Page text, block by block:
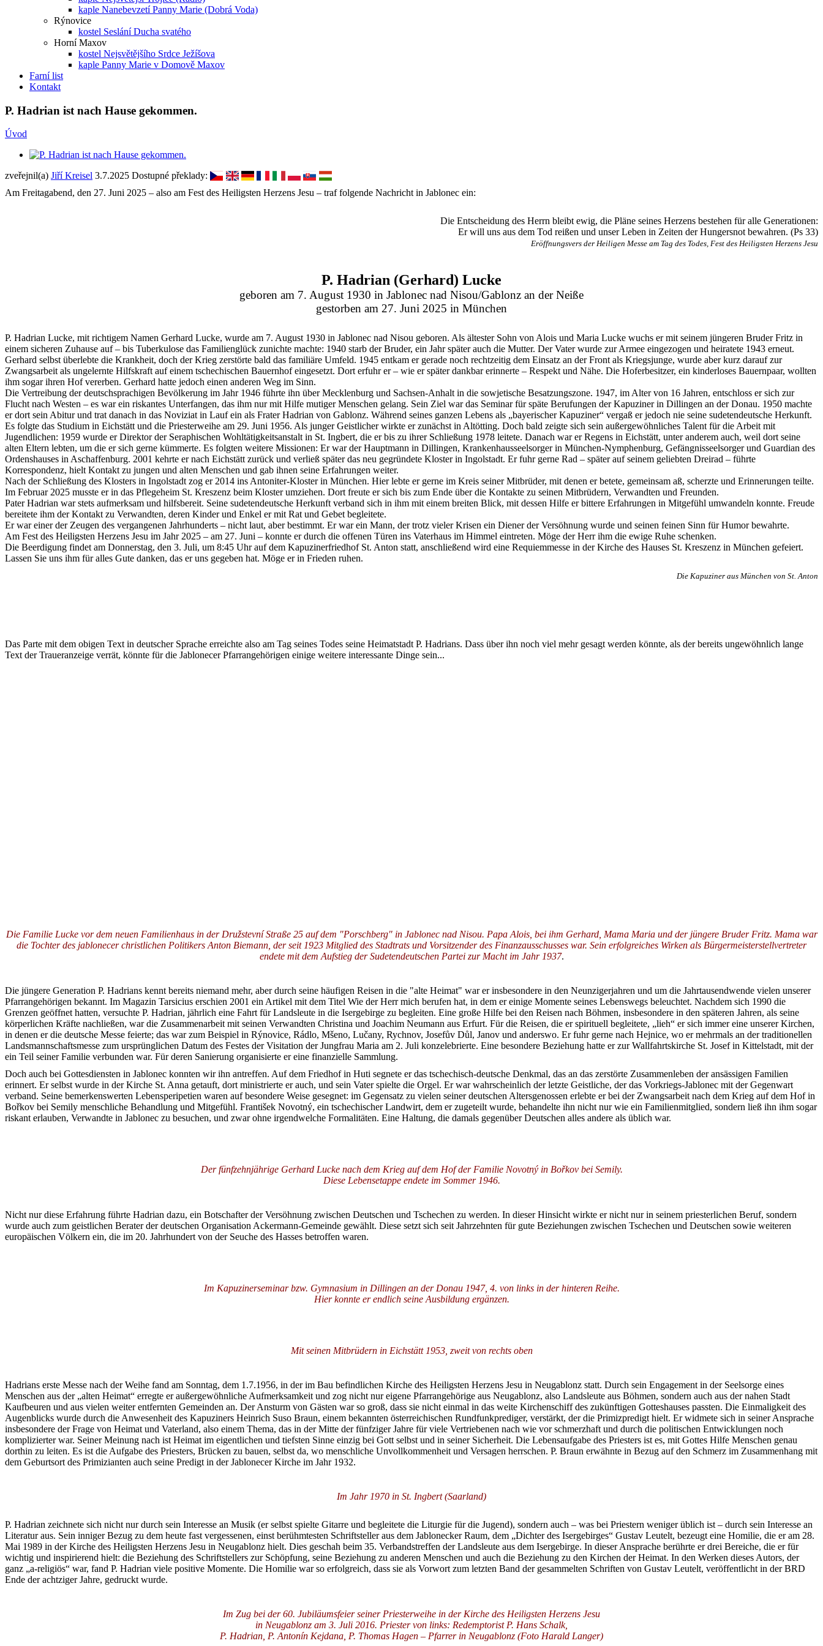
kaple Nanebevzetí Panny Marie (Dobrá Voda)
Rýnovice
kostel Seslání Ducha svatého
Horní Maxov
kostel Nejsvětějšího Srdce Ježíšova
kaple Panny Marie v Domově Maxov
Farní list
Kontakt
P. Hadrian ist nach Hause gekommen.
Úvod
zveřejnil(a) Jiří Kreisel 3.7.2025 Dostupné překlady:
Am Freitagabend, den 27. Juni 2025 – also am Fest des Heiligsten Herzens Jesu – traf folgende Nachricht in Jablonec ein:
Die Entscheidung des Herrn bleibt ewig, die Pläne seines Herzens bestehen für alle Generationen:
Er will uns aus dem Tod reißen und unser Leben in Zeiten der Hungersnot bewahren. (Ps 33)
Eröffnungsvers der Heiligen Messe am Tag des Todes, Fest des Heiligsten Herzens Jesu
P. Hadrian (Gerhard) Lucke
geboren am 7. August 1930 in Jablonec nad Nisou/Gablonz an der Neiße
gestorben am 27. Juni 2025 in München
P. Hadrian Lucke, mit richtigem Namen Gerhard Lucke, wurde am 7. August 1930 in Jablonec nad Nisou geboren. Als ältester Sohn von Alois und Maria Lucke wuchs er mit seinem jüngeren Bruder Fritz in
einem sicheren Zuhause auf – bis Tuberkulose das Familienglück zunichte machte: 1940 starb der Bruder, ein Jahr später auch die Mutter. Der Vater wurde zur Armee eingezogen und heiratete 1943 erneut.
Gerhard selbst überlebte die Krankheit, doch der Krieg zerstörte bald das familiäre Umfeld. 1945 entkam er gerade noch rechtzeitig dem Einsatz an der Front als Kriegsjunge, wurde aber kurz darauf zur
Zwangsarbeit als ungelernte Hilfskraft auf einem tschechischen Bauernhof eingesetzt. Dort erfuhr er – wie er später dankbar erinnerte – Respekt und Nähe. Die Hoferbesitzer, ein kinderloses Bauernpaar, wollten
ihm sogar ihren Hof vererben. Gerhard hatte jedoch einen anderen Weg im Sinn.
Die Vertreibung der deutschsprachigen Bevölkerung im Jahr 1946 führte ihn über Mecklenburg und Sachsen-Anhalt in die sowjetische Besatzungszone. 1947, im Alter von 16 Jahren, entschloss er sich zur
Flucht nach Westen – es war ein riskantes Unterfangen, das ihm nur mit Hilfe mutiger Menschen gelang. Sein Ziel war das Seminar für späte Berufungen der Kapuziner in Dillingen an der Donau. 1950 machte
er dort sein Abitur und trat danach in das Noviziat in Lauf ein als Frater Hadrian von Gablonz. Während seines ganzen Lebens als „bayerischer Kapuziner“ vergaß er jedoch nie seine sudetendeutsche Herkunft.
Es folgte das Studium in Eichstätt und die Priesterweihe am 29. Juni 1956. Als junger Geistlicher wirkte er zunächst in Altötting. Doch bald zeigte sich sein außergewöhnliches Talent für die Arbeit mit
Jugendlichen: 1959 wurde er Direktor der Seraphischen Wohltätigkeitsanstalt in St. Ingbert, die er bis zu ihrer Schließung 1978 leitete. Danach war er Regens in Eichstätt, unter anderem auch, weil dort seine
alten Eltern lebten, um die er sich gerne kümmerte. Es folgten weitere Missionen: Er war der Hauptmann in Dillingen, Krankenhausseelsorger in München-Nymphenburg, Gefängnisseelsorger und Guardian des
Ordenshauses in Aschaffenburg. 2001 kehrte er nach Eichstätt zurück und verließ später das neu gegründete Kloster in Ingolstadt. Er fuhr gerne Rad – später auf seinem geliebten Dreirad – führte
Korrespondenz, hielt Kontakt zu jungen und alten Menschen und gab ihnen seine Erfahrungen weiter.
Nach der Schließung des Klosters in Ingolstadt zog er 2014 ins Antoniter-Kloster in München. Hier lebte er gerne im Kreis seiner Mitbrüder, mit denen er betete, gemeinsam aß, scherzte und Erinnerungen teilte.
Im Februar 2025 musste er in das Pflegeheim St. Kreszenz beim Kloster umziehen. Dort freute er sich bis zum Ende über die Kontakte zu seinen Mitbrüdern, Verwandten und Freunden.
Pater Hadrian war stets aufmerksam und hilfsbereit. Seine sudetendeutsche Herkunft verband sich in ihm mit einem breiten Blick, mit dessen Hilfe er bittere Erfahrungen in Mitgefühl umwandeln konnte. Freude
bereitete ihm der Kontakt zu Verwandten, deren Kinder und Enkel er mit Rat und Gebet begleitete.
Er war einer der Zeugen des vergangenen Jahrhunderts – nicht laut, aber bestimmt. Er war ein Mann, der trotz vieler Krisen ein Diener der Versöhnung wurde und seinen feinen Sinn für Humor bewahrte.
Am Fest des Heiligsten Herzens Jesu im Jahr 2025 – am 27. Juni – konnte er durch die offenen Türen ins Vaterhaus im Himmel eintreten. Möge der Herr ihm die ewige Ruhe schenken.
Die Beerdigung findet am Donnerstag, den 3. Juli, um 8:45 Uhr auf dem Kapuzinerfriedhof St. Anton statt, anschließend wird eine Requiemmesse in der Kirche des Hauses St. Kreszenz in München gefeiert.
Lassen Sie uns ihm für alles Gute danken, das er uns gegeben hat. Möge er in Frieden ruhen.
Die Kapuziner aus München von St. Anton
Das Parte mit dem obigen Text in deutscher Sprache erreichte also am Tag seines Todes seine Heimatstadt P. Hadrians. Dass über ihn noch viel mehr gesagt werden könnte, als der bereits ungewöhnlich lange
Text der Traueranzeige verrät, könnte für die Jablonecer Pfarrangehörigen einige weitere interessante Dinge sein...
Die Familie Lucke vor dem neuen Familienhaus in der Družstevní Straße 25 auf dem "Porschberg" in Jablonec nad Nisou. Papa Alois, bei ihm Gerhard, Mama Maria und der jüngere Bruder Fritz. Mama war
die Tochter des jablonecer christlichen Politikers Anton Biemann, der seit 1923 Mitglied des Stadtrats und Vorsitzender des Finanzausschusses war. Sein erfolgreiches Wirken als Bürgermeisterstellvertreter
endete mit dem Aufstieg der Sudetendeutschen Partei zur Macht im Jahr 1937.
Die jüngere Generation P. Hadrians kennt bereits niemand mehr, aber durch seine häufigen Reisen in die "alte Heimat" war er insbesondere in den Neunzigerjahren und um die Jahrtausendwende vielen unserer
Pfarrangehörigen bekannt. Im Magazin Tarsicius erschien 2001 ein Artikel mit dem Titel Wie der Herr mich berufen hat, in dem er einige Momente seines Lebenswegs beleuchtet. Nachdem sich 1990 die
Grenzen geöffnet hatten, versuchte P. Hadrian, jährlich eine Fahrt für Landsleute in die Isergebirge zu begleiten. Eine große Hilfe bei den Reisen nach Böhmen, insbesondere in den späteren Jahren, als seine
körperlichen Kräfte nachließen, war die Zusammenarbeit mit seinen Verwandten Christina und Joachim Neumann aus Erfurt. Für die Reisen, die er spirituell begleitete, „lieh“ er sich immer eine unserer Kirchen,
in denen er die deutsche Messe feierte; das war zum Beispiel in Rýnovice, Rádlo, Mšeno, Lučany, Rychnov, Josefův Důl, Janov und anderswo. Er fuhr gerne nach Hejnice, wo er mehrmals an der traditionellen
Landsmannschaftsmesse zum ursprünglichen Datum des Festes der Visitation der Jungfrau Maria am 2. Juli konzelebrierte. Eine besondere Beziehung hatte er zur Wallfahrtskirche St. Josef in Kittelstadt, mit der
ein Teil seiner Familie verbunden war. Für deren Sanierung organisierte er eine finanzielle Sammlung.
Doch auch bei Gottesdiensten in Jablonec konnten wir ihn antreffen. Auf dem Friedhof in Huti segnete er das tschechisch-deutsche Denkmal, das an das zerstörte Zusammenleben der ansässigen Familien
erinnert. Er selbst wurde in der Kirche St. Anna getauft, dort ministrierte er auch, und sein Vater spielte die Orgel. Er war wahrscheinlich der letzte Geistliche, der das Vorkriegs-Jablonec mit der Gegenwart
verband. Seine bemerkenswerten Lebensperipetien waren auf besondere Weise gesegnet: im Gegensatz zu vielen seiner deutschen Altersgenossen erlebte er bei der Zwangsarbeit nach dem Krieg auf dem Hof in
Bořkov bei Semily menschliche Behandlung und Mitgefühl. František Novotný, ein tschechischer Landwirt, dem er zugeteilt wurde, behandelte ihn nicht nur wie ein Familienmitglied, sondern ließ ihn ihm sogar
riskant erlauben, Verwandte in Jablonec zu besuchen, und zwar ohne irgendwelche Formalitäten. Eine Haltung, die damals gegenüber Deutschen alles andere als üblich war.
Der fünfzehnjährige Gerhard Lucke nach dem Krieg auf dem Hof der Familie Novotný in Bořkov bei Semily.
Diese Lebensetappe endete im Sommer 1946.
Nicht nur diese Erfahrung führte Hadrian dazu, ein Botschafter der Versöhnung zwischen Deutschen und Tschechen zu werden. In dieser Hinsicht wirkte er nicht nur in seinem priesterlichen Beruf, sondern
wurde auch zum geistlichen Berater der deutschen Organisation Ackermann-Gemeinde gewählt. Diese setzt sich seit Jahrzehnten für gute Beziehungen zwischen Tschechen und Deutschen sowie weiteren
europäischen Völkern ein, die im 20. Jahrhundert von der Seuche des Hasses betroffen waren.
Im Kapuzinerseminar bzw. Gymnasium in Dillingen an der Donau 1947, 4. von links in der hinteren Reihe.
Hier konnte er endlich seine Ausbildung ergänzen.
Mit seinen Mitbrüdern in Eichstätt 1953, zweit von rechts oben
Hadrians erste Messe nach der Weihe fand am Sonntag, dem 1.7.1956, in der im Bau befindlichen Kirche des Heiligsten Herzens Jesu in Neugablonz statt. Durch sein Engagement in der Seelsorge eines
Menschen aus der „alten Heimat“ erregte er außergewöhnliche Aufmerksamkeit und zog nicht nur eigene Pfarrangehörige aus Neugablonz, also Landsleute aus Böhmen, sondern auch aus der nahen Stadt
Kaufbeuren und aus vielen weiter entfernten Gemeinden an. Der Ansturm von Gästen war so groß, dass sie nicht einmal in das weite Kirchenschiff des zukünftigen Gotteshauses passten. Die Einmaligkeit des
Augenblicks wurde durch die Anwesenheit des Kapuziners Heinrich Suso Braun, einem bekannten österreichischen Rundfunkprediger, verstärkt, der die Primizpredigt hielt. Er widmete sich in seiner Ansprache
insbesondere der Frage von Heimat und Vaterland, also einem Thema, das in der Mitte der fünfziger Jahre für viele Vertriebenen nach wie vor schmerzhaft und durch die politischen Entwicklungen noch
komplizierter war. Seiner Meinung nach ist Heimat im eigentlichen und tiefsten Sinne einzig bei Gott selbst und in seiner Sicherheit. Die Lebensaufgabe des Priesters ist es, mit Gottes Hilfe Menschen genau
dorthin zu leiten. Es ist die Aufgabe des Priesters, Brücken zu bauen, selbst da, wo menschliche Unvollkommenheit und Versagen herrschen. P. Braun erwähnte in Bezug auf den Schmerz im Zusammenhang mit
dem Geburtsort des Primizianten auch seine Predigt in der Jablonecer Kirche im Jahr 1932.
Im Jahr 1970 in St. Ingbert (Saarland)
P. Hadrian zeichnete sich nicht nur durch sein Interesse an Musik (er selbst spielte Gitarre und begleitete die Liturgie für die Jugend), sondern auch – was bei Priestern weniger üblich ist – durch sein Interesse an
Literatur aus. Sein inniger Bezug zu dem heute fast vergessenen, einst berühmtesten Schriftsteller aus dem Jablonecker Raum, dem „Dichter des Isergebirges“ Gustav Leutelt, bezeugt eine Homilie, die er am 28.
Mai 1989 in der Kirche des Heiligsten Herzens Jesu in Neugablonz hielt. Dies geschah beim 35. Verbandstreffen der Landsleute aus dem Isergebirge. In dieser Ansprache berührte er drei Bereiche, die er für
wichtig und inspirierend hielt: die Beziehung des Schriftstellers zur Schöpfung, seine Beziehung zu anderen Menschen und auch die Beziehung zu den Kirchen der Heimat. In den Werken dieses Autors, der
ganz „a-religiös“ war, fand P. Hadrian viele positive Momente. Die Homilie war so erfolgreich, dass sie als Vorwort zum letzten Band der gesammelten Schriften von Gustav Leutelt, veröffentlicht in der BRD
Ende der achtziger Jahre, gedruckt wurde.
Im Zug bei der 60. Jubiläumsfeier seiner Priesterweihe in der Kirche des Heiligsten Herzens Jesu
in Neugablonz am 3. Juli 2016. Priester von links: Redemptorist P. Hans Schalk,
P. Hadrian, P. Antonín Kejdana, P. Thomas Hagen – Pfarrer in Neugablonz (Foto Harald Langer)